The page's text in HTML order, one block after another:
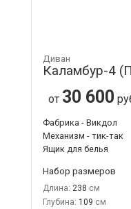
Диван
Каламбур-4
от 30 600
Фабрика - Викдол
Механизм - тик-так
Ящик для белья
Набор размеров
Длина: 238
Глубина: 109